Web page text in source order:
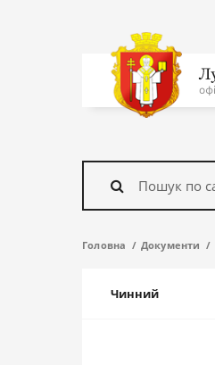
На
головну
Знайти
Головна Документи
Чинний